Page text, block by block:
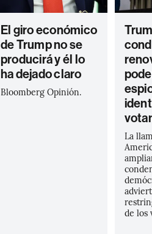
El giro económico
de Trump no se
producirá y él lo
ha dejado claro
Bloomberg Opinión.
La
de los